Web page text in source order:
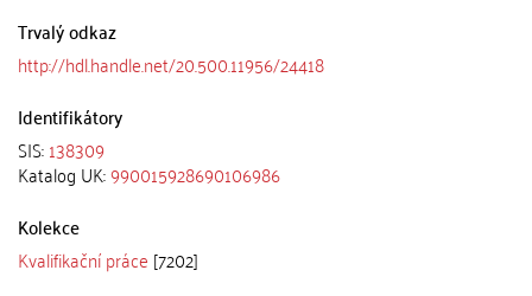
Trvalý odkaz
http://hdl.handle.net/20.500.11956/24418
Identifikátory
SIS:138309
Katalog UK:990015928690106986
Kolekce
Kvalifikační práce [7202]